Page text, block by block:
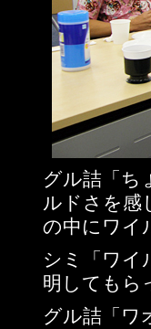
グル詰「ち
ルドさを感
の中にワイ
シミ「ワ
明してもら
グル詰「ワ